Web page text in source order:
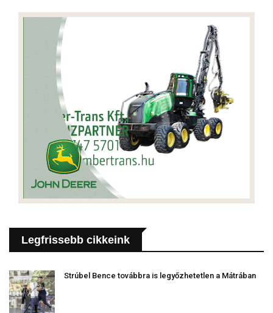
Legfrissebb cikkeink
Strúbel Bence továbbra is legyőzhetetlen a Mátrában